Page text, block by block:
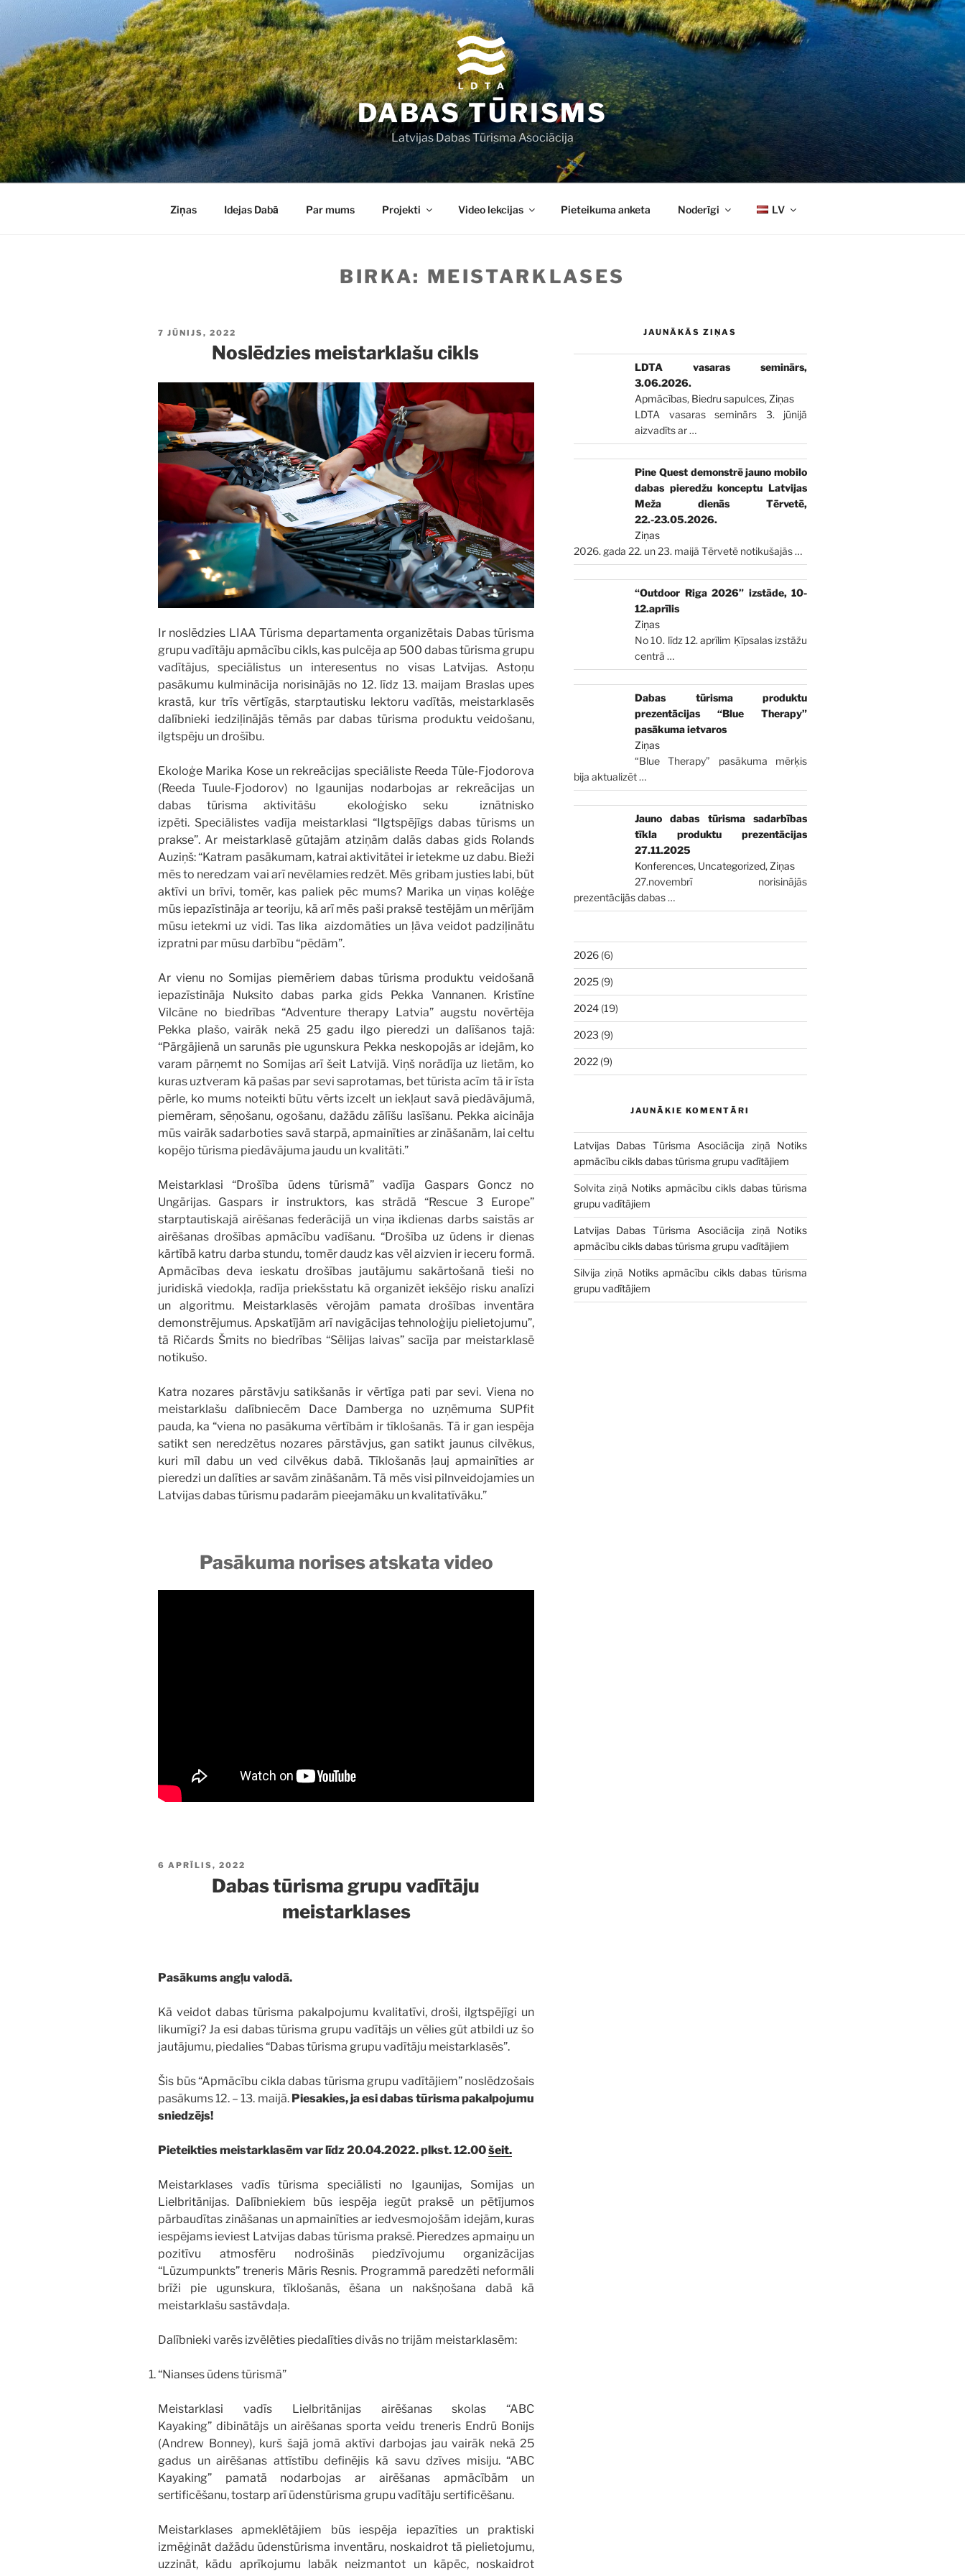
Doties
DABAS TŪRISMS
Latvijas Dabas Tūrisma Asociācija
Ziņas Idejas Dabā Par mums Projekti Video lekcijas Pieteikuma anketa Noderīgi LV
BIRKA: MEISTARKLASES
PUBLICĒTS
7 JŪNIJS, 2022
Noslēdzies meistarklašu cikls
Ir noslēdzies LIAA Tūrisma departamenta organizētais Dabas tūrisma
grupu vadītāju apmācību cikls, kas pulcēja ap 500 dabas tūrisma grupu
vadītājus, speciālistus un interesentus no visas Latvijas. Astoņu
pasākumu kulminācija norisinājās no 12. līdz 13. maijam Braslas upes
krastā, kur trīs vērtīgās, starptautisku lektoru vadītās, meistarklasēs
dalībnieki iedziļinājās tēmās par dabas tūrisma produktu veidošanu,
ilgtspēju un drošību.
Ekoloģe Marika Kose un rekreācijas speciāliste Reeda Tūle-Fjodorova
(Reeda Tuule-Fjodorov) no Igaunijas nodarbojas ar rekreācijas un
dabas tūrisma aktivitāšu ekoloģisko seku iznātnisko
izpēti. Speciālistes vadīja meistarklasi “Ilgtspējīgs dabas tūrisms un
prakse”. Ar meistarklasē gūtajām atziņām dalās dabas gids Rolands
Auziņš: “Katram pasākumam, katrai aktivitātei ir ietekme uz dabu. Bieži
mēs to neredzam vai arī nevēlamies redzēt. Mēs gribam justies labi, būt
aktīvi un brīvi, tomēr, kas paliek pēc mums? Marika un viņas kolēģe
mūs iepazīstināja ar teoriju, kā arī mēs paši praksē testējām un mērījām
mūsu ietekmi uz vidi. Tas lika aizdomāties un ļāva veidot padziļinātu
izpratni par mūsu darbību “pēdām”.
Ar vienu no Somijas piemēriem dabas tūrisma produktu veidošanā
iepazīstināja Nuksito dabas parka gids Pekka Vannanen. Kristīne
Vilcāne no biedrības “Adventure therapy Latvia” augstu novērtēja
Pekka plašo, vairāk nekā 25 gadu ilgo pieredzi un dalīšanos tajā:
“Pārgājienā un sarunās pie ugunskura Pekka neskopojās ar idejām, ko
varam pārņemt no Somijas arī šeit Latvijā. Viņš norādīja uz lietām, ko
kuras uztveram kā pašas par sevi saprotamas, bet tūrista acīm tā ir īsta
pērle, ko mums noteikti būtu vērts izcelt un iekļaut savā piedāvājumā,
piemēram, sēņošanu, ogošanu, dažādu zālīšu lasīšanu. Pekka aicināja
mūs vairāk sadarboties savā starpā, apmainīties ar zināšanām, lai celtu
kopējo tūrisma piedāvājuma jaudu un kvalitāti.”
Meistarklasi “Drošība ūdens tūrismā” vadīja Gaspars Goncz no
Ungārijas. Gaspars ir instruktors, kas strādā “Rescue 3 Europe”
starptautiskajā airēšanas federācijā un viņa ikdienas darbs saistās ar
airēšanas drošības apmācību vadīšanu. “Drošība uz ūdens ir dienas
kārtībā katru darba stundu, tomēr daudz kas vēl aizvien ir ieceru formā.
Apmācības deva ieskatu drošības jautājumu sakārtošanā tieši no
juridiskā viedokļa, radīja priekšstatu kā organizēt iekšējo risku analīzi
un algoritmu. Meistarklasēs vērojām pamata drošības inventāra
demonstrējumus. Apskatījām arī navigācijas tehnoloģiju pielietojumu”,
tā Ričards Šmits no biedrības “Sēlijas laivas” sacīja par meistarklasē
notikušo.
Katra nozares pārstāvju satikšanās ir vērtīga pati par sevi. Viena no
meistarklašu dalībniecēm Dace Damberga no uzņēmuma SUPfit
pauda, ka “viena no pasākuma vērtībām ir tīklošanās. Tā ir gan iespēja
satikt sen neredzētus nozares pārstāvjus, gan satikt jaunus cilvēkus,
kuri mīl dabu un ved cilvēkus dabā. Tīklošanās ļauj apmainīties ar
pieredzi un dalīties ar savām zināšanām. Tā mēs visi pilnveidojamies un
Latvijas dabas tūrismu padarām pieejamāku un kvalitatīvāku.”
Pasākuma norises atskata video
PUBLICĒTS
6 APRĪLIS, 2022
Dabas tūrisma grupu vadītāju
meistarklases
Pasākums angļu valodā.
Kā veidot dabas tūrisma pakalpojumu kvalitatīvi, droši, ilgtspējīgi un
likumīgi? Ja esi dabas tūrisma grupu vadītājs un vēlies gūt atbildi uz šo
jautājumu, piedalies “Dabas tūrisma grupu vadītāju meistarklasēs”.
Šis būs “Apmācību cikla dabas tūrisma grupu vadītājiem” noslēdzošais
pasākums 12. – 13. maijā. Piesakies, ja esi dabas tūrisma pakalpojumu
sniedzējs!
Pieteikties meistarklasēm var līdz 20.04.2022. plkst. 12.00šeit.
Meistarklases vadīs tūrisma speciālisti no Igaunijas, Somijas un
Lielbritānijas. Dalībniekiem būs iespēja iegūt praksē un pētījumos
pārbaudītas zināšanas un apmainīties ar iedvesmojošām idejām, kuras
iespējams ieviest Latvijas dabas tūrisma praksē. Pieredzes apmaiņu un
pozitīvu atmosfēru nodrošinās piedzīvojumu organizācijas
“Lūzumpunkts” treneris Māris Resnis. Programmā paredzēti neformāli
brīži pie ugunskura, tīklošanās, ēšana un nakšņošana dabā kā
meistarklašu sastāvdaļa.
Dalībnieki varēs izvēlēties piedalīties divās no trijām meistarklasēm:
“Nianses ūdens tūrismā”
Meistarklasi vadīs Lielbritānijas airēšanas skolas “ABC
Kayaking” dibinātājs un airēšanas sporta veidu treneris Endrū Bonijs
(Andrew Bonney), kurš šajā jomā aktīvi darbojas jau vairāk nekā 25
gadus un airēšanas attīstību definējis kā savu dzīves misiju. “ABC
Kayaking” pamatā nodarbojas ar airēšanas apmācībām un
sertificēšanu, tostarp arī ūdenstūrisma grupu vadītāju sertificēšanu.
Meistarklases apmeklētājiem būs iespēja iepazīties un praktiski
izmēģināt dažādu ūdenstūrisma inventāru, noskaidrot tā pielietojumu,
uzzināt, kādu aprīkojumu labāk neizmantot un kāpēc, noskaidrot
JAUNĀKĀS ZIŅAS
LDTA vasaras seminārs,
3.06.2026.
Apmācības, Biedru sapulces, Ziņas
LDTA vasaras seminārs 3. jūnijā
aizvadīts ar…
Pine Quest demonstrē jauno mobilo
dabas pieredžu konceptu Latvijas
Meža dienās Tērvetē,
22.-23.05.2026.
Ziņas
2026. gada 22. un 23. maijā Tērvetē notikušajās…
“Outdoor Riga 2026” izstāde, 10-
12.aprīlis
Ziņas
No 10. līdz 12. aprīlim Ķīpsalas izstāžu
centrā…
Dabas tūrisma produktu
prezentācijas “Blue Therapy”
pasākuma ietvaros
Ziņas
“Blue Therapy” pasākuma mērķis
bija aktualizēt…
Jauno dabas tūrisma sadarbības
tīkla produktu prezentācijas
27.11.2025
Konferences, Uncategorized, Ziņas
27.novembrī norisinājās
prezentācijās dabas…
2026(6)
2025(9)
2024(19)
2023 (9)
2022(9)
JAUNĀKIE KOMENTĀRI
Latvijas Dabas Tūrisma Asociācija ziņā Notiks
apmācību cikls dabas tūrisma grupu vadītājiem
Solvita ziņā Notiks apmācību cikls dabas tūrisma
grupu vadītājiem
Latvijas Dabas Tūrisma Asociācija ziņā Notiks
apmācību cikls dabas tūrisma grupu vadītājiem
Silvija ziņā Notiks apmācību cikls dabas tūrisma
grupu vadītājiem